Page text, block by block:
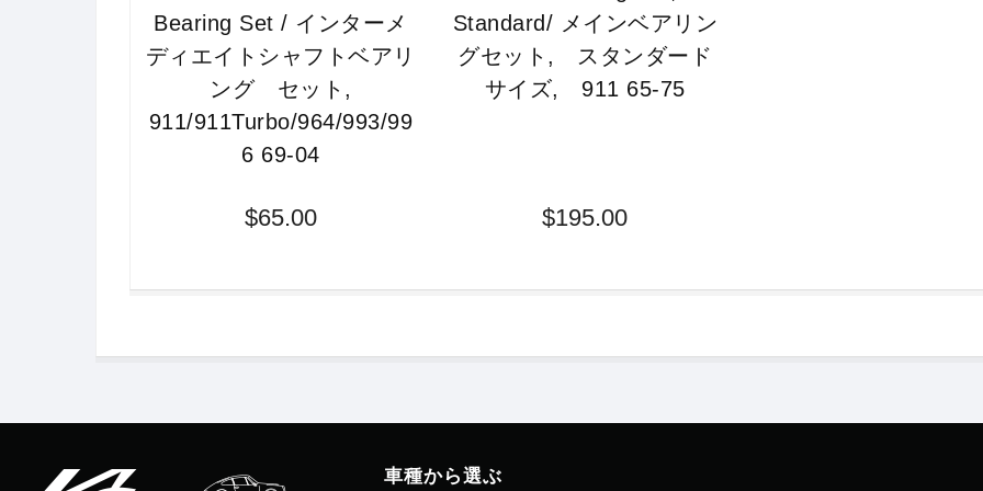
Bearing Set / インターメ
ディエイトシャフトベアリ
ング セット,
911/911Turbo/964/993/99
6 69-04
$65.00
Standard/ メインベアリン
グセット, スタンダード
サイズ, 911 65-75
$195.00
車種から選ぶ